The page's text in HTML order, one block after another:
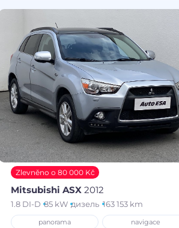
Zlevněno o 80 000 Kč
Mitsubishi ASX 2012
1.8 DI-D 85 kW дизель 163 153 km
panorama navigace